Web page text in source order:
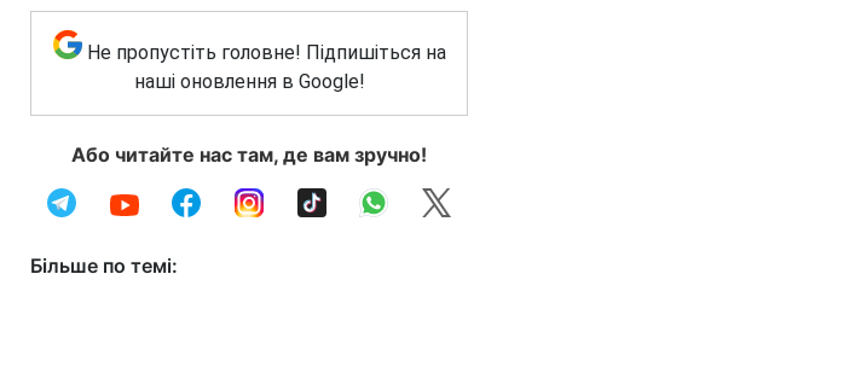
Не пропустіть головне! Підпишіться на
наші оновлення в Google!
Або читайте нас там, де вам зручно!
Більше по темі: